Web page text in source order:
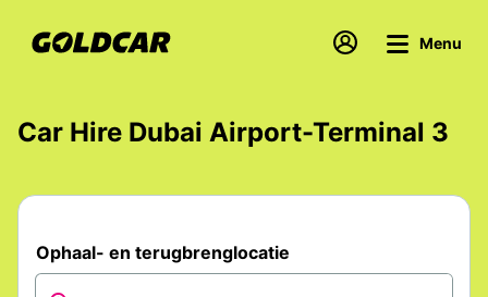
Menu
Car Hire Dubai Airport-Terminal 3
Ophaal- en terugbrenglocatie